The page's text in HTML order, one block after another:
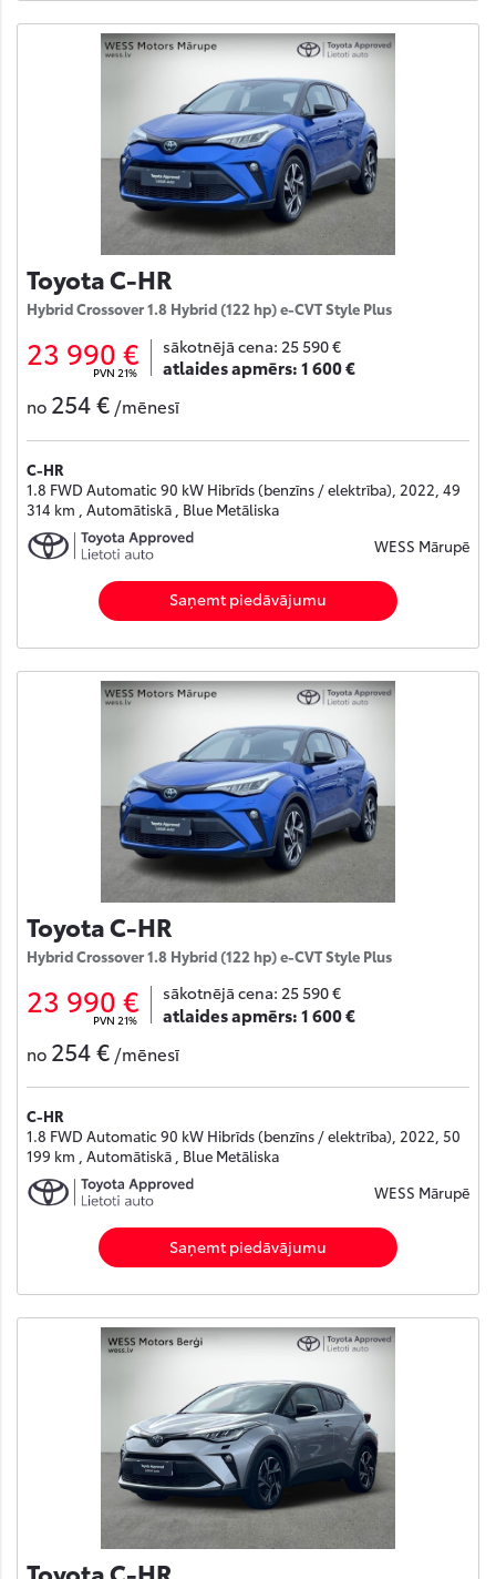
Toyota C-HR
Hybrid Crossover 1.8 Hybrid (122 hp) e-CVT Style Plus
23 990 €
PVN 21%
sākotnējā cena: 25 590 €
atlaides apmērs:1 600 €
no 254 € /mēnesī
C-HR
1.8 FWD Automatic 90 kW Hibrīds (benzīns / elektrība), 2022, 49
314 km , Automātiskā , Blue Metāliska
WESS Mārupē
Saņemt piedāvājumu
Toyota C-HR
Hybrid Crossover 1.8 Hybrid (122 hp) e-CVT Style Plus
23 990 €
PVN 21%
sākotnējā cena: 25 590 €
atlaides apmērs:1 600 €
no 254 € /mēnesī
C-HR
1.8 FWD Automatic 90 kW Hibrīds (benzīns / elektrība), 2022, 50
199 km , Automātiskā , Blue Metāliska
WESS Mārupē
Saņemt piedāvājumu